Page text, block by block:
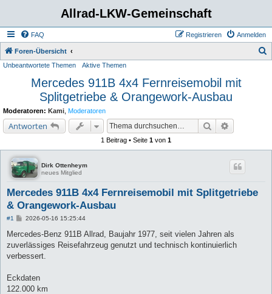
Allrad-LKW-Gemeinschaft
FAQ Anmelden
Registrieren
Foren-Übersicht
Unbeantwortete Themen Aktive Themen
Mercedes 911B 4x4 Fernreisemobil mit
Splitgetriebe & Orangework-Ausbau
Moderatoren: Kami Moderatoren
Antworten Suche
1 Beitrag • Seite 1 von 1
Dirk Ottenheym
neues Mitglied
Mercedes 911B 4x4 Fernreisemobil mit Splitgetriebe
& Orangework-Ausbau
#1
B
i
r
a
2026-05-16 15:25:44
Mercedes-Benz 911B Allrad, Baujahr 1977, seit vielen Jahren als
zuverlässiges Reisefahrzeug genutzt und technisch kontinuierlich
verbessert.
Eckdaten
122.000 km